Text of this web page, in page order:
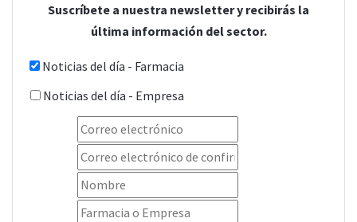
Suscríbete a nuestra newsletter y recibirás la
última información del sector.
Noticias del día - Farmacia
Noticias del día - Empresa